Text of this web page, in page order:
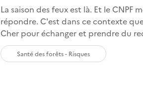
La saison des feux est là. Et le
répondre. C'est dans ce contexte
Cher pour échanger et prendre du
Santé des forêts - Risques